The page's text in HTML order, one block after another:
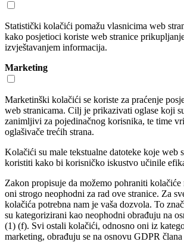
Statistički kolačići pomažu vlasnicima web
kako posjetioci koriste web stranice
izvještavanjem informacija.
Marketing
Marketinški kolačići se koriste za praćenje
web stranicama. Cilj je prikazivati oglase koji
zanimljivi za pojedinačnog korisnika, te time
oglašivače trećih strana.
Kolačići su male tekstualne datoteke koje web
koristiti kako bi korisničko iskustvo učinile
Zakon propisuje da možemo pohraniti kolačiće
oni strogo neophodni za rad ove stranice. Za
kolačića potrebna nam je vaša dozvola. To
su kategorizirani kao neophodni obrađuju na
(1) (f). Svi ostali kolačići, odnosno oni iz
marketing, obrađuju se na osnovu GDPR